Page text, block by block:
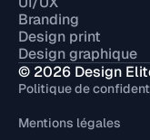
Branding
Design print
Design graphique
© 2026 Design
Politique de
Mentions légales